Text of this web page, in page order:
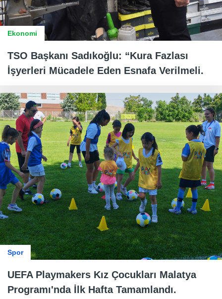
Ekonomi
TSO Başkanı Sadıkoğlu: “Kura Fazlası
İşyerleri Mücadele Eden Esnafa Verilmeli.
Spor
UEFA Playmakers Kız Çocukları Malatya
Programı'nda İlk Hafta Tamamlandı.